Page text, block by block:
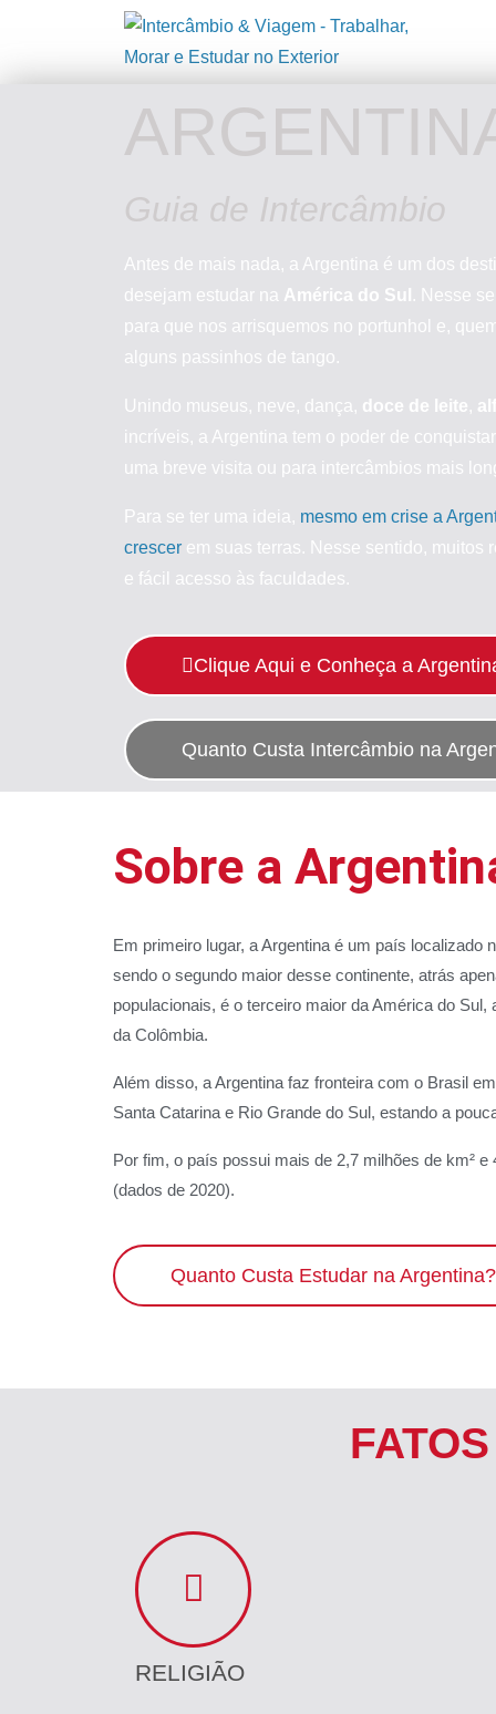
Guia de Intercâmbio
Antes de mais nada, a Argentina é um dos
desejam estudar na América do Sul . Nesse
para que nos arrisquemos no portunhol e,
alguns passinhos de tango.
Unindo museus, neve, dança, doce de leite,
incríveis, a Argentina tem o poder de
uma breve visita ou para intercâmbios mais
Para se ter uma ideia, mesmo em crise a
crescer em suas terras. Nesse sentido, muitos
e fácil acesso às faculdades.
Clique Aqui e Conheça a
Quanto Custa Intercâmbio na
Sobre a
Em primeiro lugar, a Argentina é um país localizado
sendo o segundo maior desse continente, atrás
populacionais, é o terceiro maior da América do Sul,
da Colômbia.
Além disso, a Argentina faz fronteira com o Brasil
Santa Catarina e Rio Grande do Sul, estando a
Por fim, o país possui mais de 2,7 milhões de km² e
(dados de 2020).
Quanto Custa Estudar na Argentina?
RELIGIÃO